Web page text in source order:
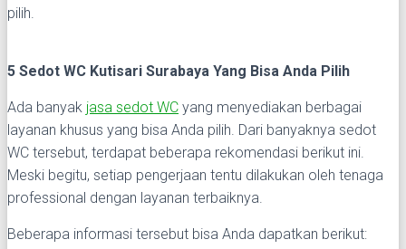
pilih.
5 Sedot WC Kutisari Surabaya Yang Bisa Anda Pilih
Ada banyak jasa sedot WC yang menyediakan berbagai
layanan khusus yang bisa Anda pilih. Dari banyaknya sedot
WC tersebut, terdapat beberapa rekomendasi berikut ini.
Meski begitu, setiap pengerjaan tentu dilakukan oleh tenaga
professional dengan layanan terbaiknya.
Beberapa informasi tersebut bisa Anda dapatkan berikut: